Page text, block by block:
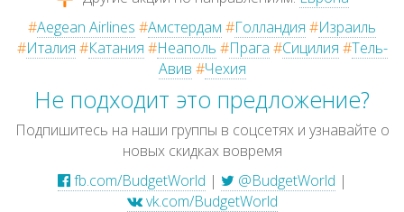
#Aegean Airlines #Амстердам #Голландия #Израиль
#Италия #Катания #Неаполь #Прага #Сицилия #Тель-
Авив #Чехия
Не подходит это предложение?
Подпишитесь на наши группы в соцсетях и узнавайте о
новых скидках вовремя
fb.com/BudgetWorld | @BudgetWorld |
vk.com/BudgetWorld